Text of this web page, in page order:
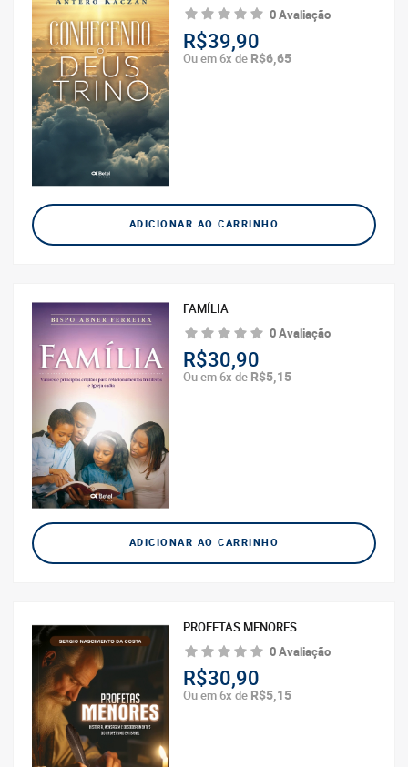
0 Avaliação
R$39,90
Ou em 6x de R$6,65
ADICIONAR AO CARRINHO
FAMÍLIA
0 Avaliação
R$30,90
Ou em 6x de R$5,15
ADICIONAR AO CARRINHO
PROFETAS MENORES
0 Avaliação
R$30,90
Ou em 6x de R$5,15